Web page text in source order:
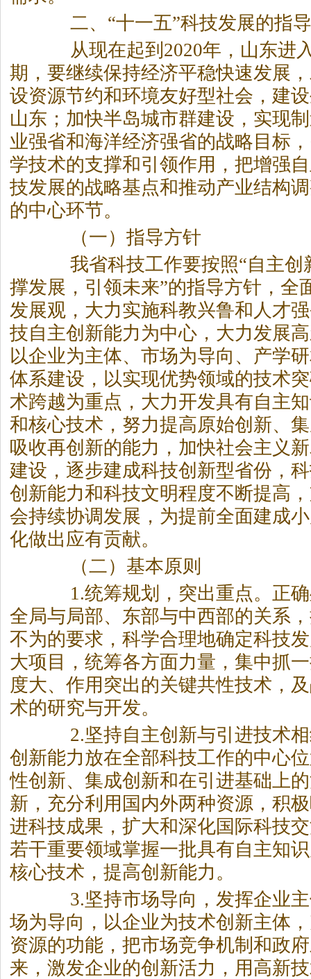
二、“十一五”科技发展的指导
从现在起到2020年，山东进
期，要继续保持经济平稳快速发展
设资源节约和环境友好型社会，建
山东；加快半岛城市群建设，实现
业强省和海洋经济强省的战略目标
学技术的支撑和引领作用，把增强
技发展的战略基点和推动产业结构
的中心环节。
（一）指导方针
我省科技工作要按照“自主创
撑发展，引领未来”的指导方针，全
发展观，大力实施科教兴鲁和人才
技自主创新能力为中心，大力发展
以企业为主体、市场为导向、产学
体系建设，以实现优势领域的技术
术跨越为重点，大力开发具有自主
和核心技术，努力提高原始创新、
吸收再创新的能力，加快社会主义
建设，逐步建成科技创新型省份，
创新能力和科技文明程度不断提高
会持续协调发展，为提前全面建成
化做出应有贡献。
（二）基本原则
1.统筹规划，突出重点。正确
全局与局部、东部与中西部的关系
不为的要求，科学合理地确定科技
大项目，统筹各方面力量，集中抓
度大、作用突出的关键共性技术，
术的研究与开发。
2.坚持自主创新与引进技术相
创新能力放在全部科技工作的中心
性创新、集成创新和在引进基础上
新，充分利用国内外两种资源，积
进科技成果，扩大和深化国际科技
若干重要领域掌握一批具有自主知
核心技术，提高创新能力。
3.坚持市场导向，发挥企业主
场为导向，以企业为技术创新主体
资源的功能，把市场竞争机制和政
来，激发企业的创新活力，用高新